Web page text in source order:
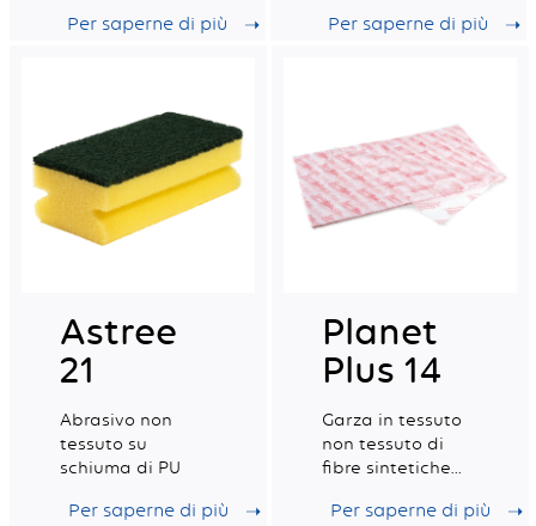
torsione,
Per saperne di più
assorbimento,
Per saperne di più
Astree
21
Abrasivo non
tessuto su
schiuma di PU
Per saperne di più
Planet
Plus 14
Garza in tessuto
non tessuto di
fibre sintetiche
pavimenti
Per saperne di più